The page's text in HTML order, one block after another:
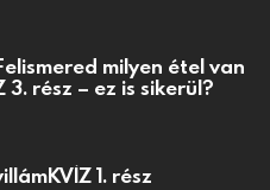
milyen étel van
3. rész – ez is sikerül?
1. rész